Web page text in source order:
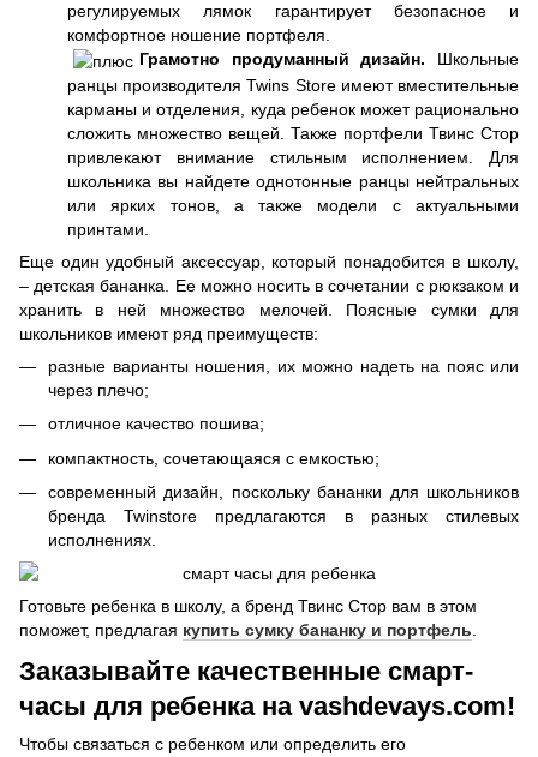
регулируемых лямок гарантирует безопасное и
комфортное ношение портфеля.
Грамотно продуманный дизайн. Школьные
ранцы производителя Twins Store имеют вместительные
карманы и отделения, куда ребенок может рационально
сложить множество вещей. Также портфели Твинс Стор
привлекают внимание стильным исполнением. Для
школьника вы найдете однотонные ранцы нейтральных
или ярких тонов, а также модели с актуальными
принтами.
Еще один удобный аксессуар, который понадобится в школу,
– детская бананка. Ее можно носить в сочетании с рюкзаком и
хранить в ней множество мелочей. Поясные сумки для
школьников имеют ряд преимуществ:
разные варианты ношения, их можно надеть на пояс или
через плечо;
отличное качество пошива;
компактность, сочетающаяся с емкостью;
современный дизайн, поскольку бананки для школьников
бренда Twinstore предлагаются в разных стилевых
исполнениях.
Готовьте ребенка в школу, а бренд Твинс Стор вам в этом
поможет, предлагая купить сумку бананку и портфель.
Заказывайте качественные смарт-
часы для ребенка на vashdevays.com!
Чтобы связаться с ребенком или определить его